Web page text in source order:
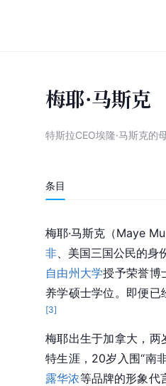
梅耶·马斯克
特斯拉CEO埃隆·马斯克的
条目
梅耶·马斯克（Maye
非 、美国三国公民的身
自由州大学授予荣誉博
养学硕士学位。即便
[3]
梅耶出生于加拿大，两
特生涯，20岁入围“南
露华浓等品牌的形象代